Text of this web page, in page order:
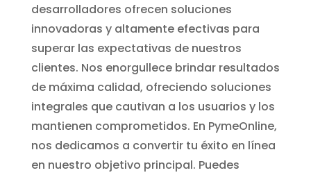
desarrolladores ofrecen soluciones
innovadoras y altamente efectivas para
superar las expectativas de nuestros
clientes. Nos enorgullece brindar resultados
de máxima calidad, ofreciendo soluciones
integrales que cautivan a los usuarios y los
mantienen comprometidos. En PymeOnline,
nos dedicamos a convertir tu éxito en línea
en nuestro objetivo principal. Puedes